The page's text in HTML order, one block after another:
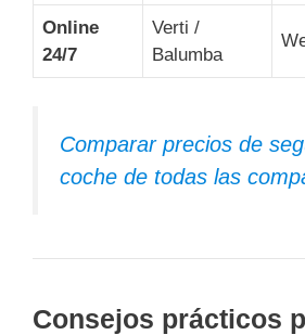
Online
24/7
Verti /
Balumba
Comparar precios de
coche de todas las
Consejos prácticos